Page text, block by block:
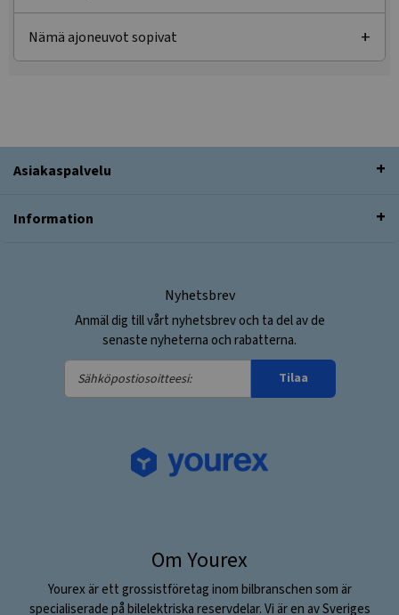
Nämä ajoneuvot sopivat
Asiakaspalvelu
Information
Nyhetsbrev
Anmäl dig till vårt nyhetsbrev och ta del av de
senaste nyheterna och rabatterna.
Sähköpostiosoitteesi:
Tilaa
Om Yourex
Yourex är ett grossistföretag inom bilbranschen som är
specialiserade på bilelektriska reservdelar. Vi är en av Sveriges